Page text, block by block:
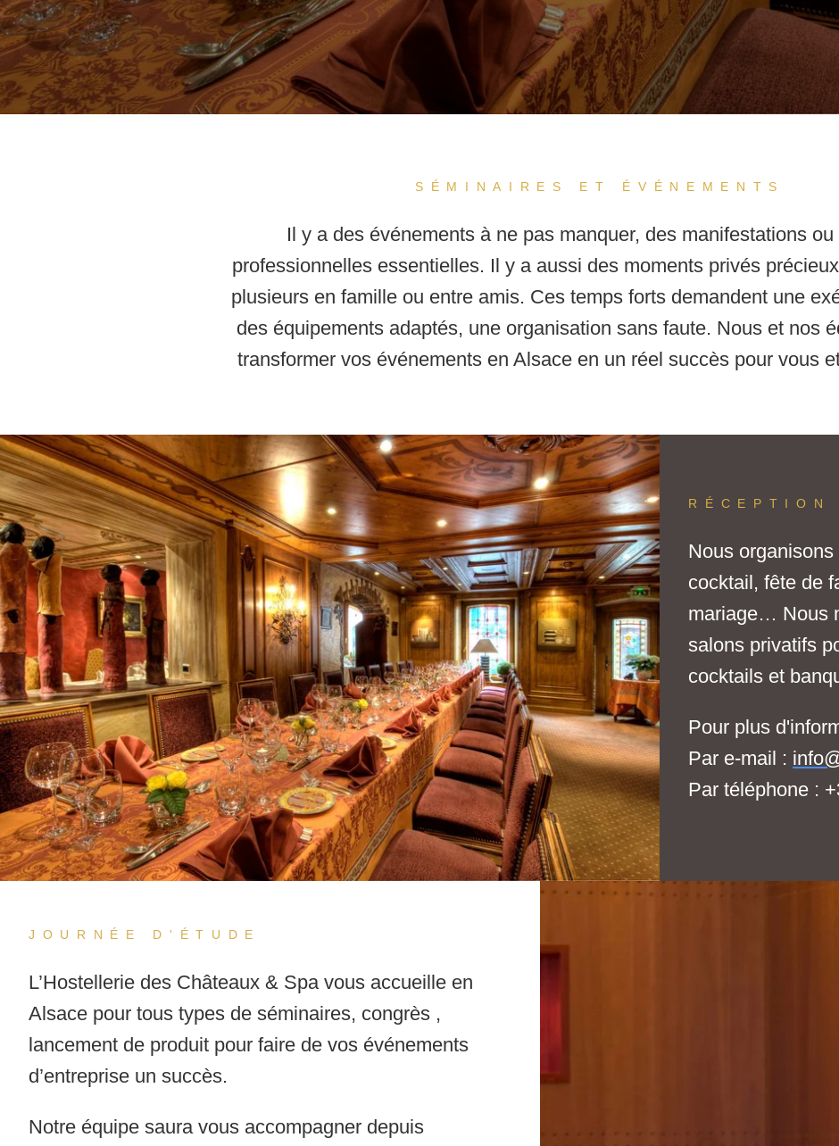
SÉMINAIRES ET ÉVÉNEMENTS
Il y a des événements à ne pas manquer, des manifestations
professionnelles essentielles. Il y a aussi des moments privés
plusieurs en famille ou entre amis. Ces temps forts demandent une
des équipements adaptés, une organisation sans faute. Nous et nos
transformer vos événements en Alsace en un réel succès pour vous
RÉCEPTION
Nous
cocktail, fête de
mariage… Nous
salons privatifs
cocktails et
Pour plus
Par e-mail :
Par téléphone :
JOURNÉE D'ÉTUDE
L’Hostellerie des Châteaux & Spavous accueille en
Alsace pour tous types de séminaires, congrès ,
lancement de produit pour faire de vos événements
d’entreprise un succès.
Notre équipe saura vous accompagner depuis